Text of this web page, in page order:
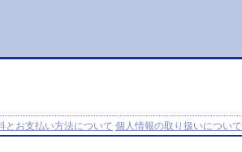
とお支払い方法について 個人情報の取り扱いについて